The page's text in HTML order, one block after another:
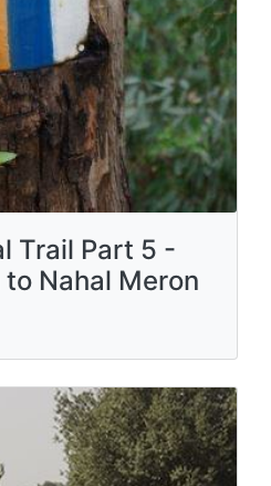
Trail Part 5 -
Nahal Meron